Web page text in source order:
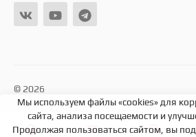
© 2026
Мы используем файлы «cookies» для
сайта, анализа посещаемости и
Продолжая пользоваться сайтом, вы